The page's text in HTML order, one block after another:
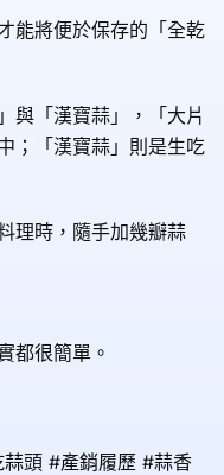
能將便於保存的「全乾
與「漢寶蒜」，「大片
；「漢寶蒜」則是生吃
理時，隨手加幾瓣蒜
都很簡單。
頭 #產銷履歷 #蒜香